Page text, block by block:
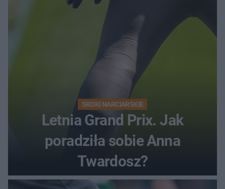
SKOKI NARCIARSKIE
Letnia Grand Prix. Jak
poradziła sobie Anna
Twardosz?